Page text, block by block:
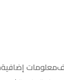
معلومات إضافية